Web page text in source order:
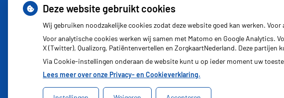
Deze website gebruikt cookies
Wij gebruiken noodzakelijke cookies zodat deze website goed kan werken.
Voor analytische cookies werken wij samen met Matomo en Google Analytics.
X (Twitter), Qualizorg, Patiëntenvertellen en ZorgkaartNederland. Deze partijen
Via Cookie-instellingen onderaan de website kunt u op ieder moment uw
Lees meer over onze Privacy- en Cookieverklaring.